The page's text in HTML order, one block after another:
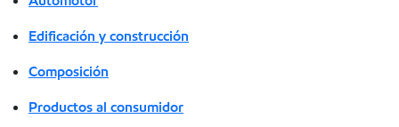
Edificación y construcción
Composición
Productos al consumidor